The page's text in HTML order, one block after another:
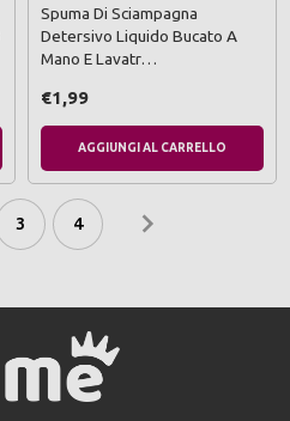
Spuma Di Sciampagna
Detersivo Liquido Bucato A
Mano E Lavatr…
€1,99
AGGIUNGI AL CARRELLO
3 4